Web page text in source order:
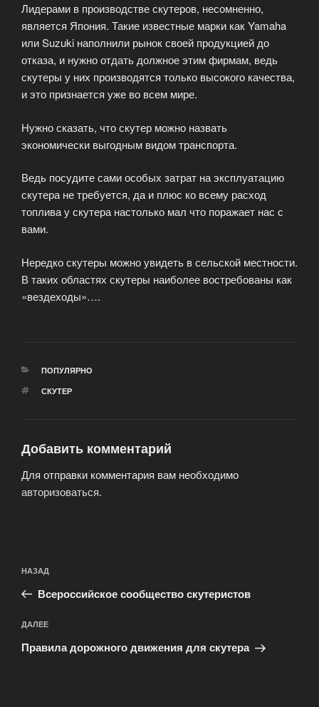
Лидерами в производстве скутеров, несомненно,
является Япония. Такие известные марки как Yamaha
или Suzuki наполнили рынок своей продукцией до
отказа, и нужно отдать должное этим фирмам, ведь
скутеры у них производятся только высокого качества,
и это признается уже во всем мире.
Нужно сказать, что скутер можно назвать
экономически выгодным видом транспорта.
Ведь посудите сами особых затрат на эксплуатацию
скутера не требуется, да и плюс ко всему расход
топлива у скутера настолько мал что поражает нас с
вами.
Нередко скутеры можно увидеть в сельской местности.
В таких областях скутеры наиболее востребованы как
«вездеходы»….
РУБРИКИ
ПОПУЛЯРНО
МЕТКИ
СКУТЕР
Добавить комментарий
Для отправки комментария вам необходимо
авторизоваться.
по
записям
Предыдущая
запись:
НАЗАД
Всероссийское сообщество скутеристов
Следующая
запись
ДАЛЕЕ
Правила дорожного движения для скутера